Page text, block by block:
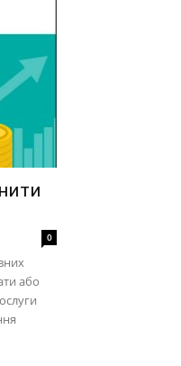
0
або